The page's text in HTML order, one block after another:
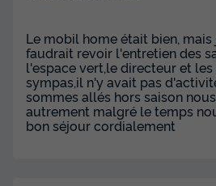
Chalet sur pilotis Confort
30m² - TV - NEW AVEC
Récent
Adultes
4
Chambres
2
Le mobil home était bien, mais
faudrait revoir l'entretien des
l'espace vert,le directeur et
sympas,il n'y avait pas
sommes allés hors saison
autrement malgré le temps
bon séjour cordialement